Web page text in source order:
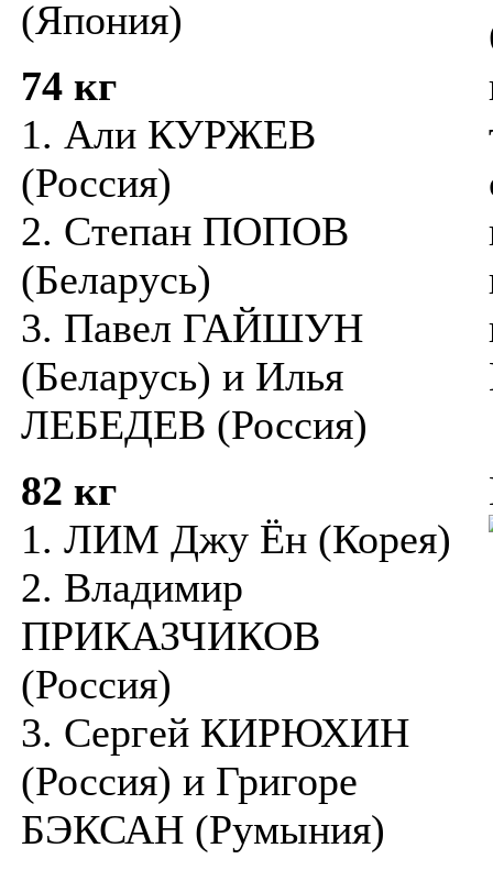
(Япония)
74 кг
1. Али КУРЖЕВ
(Россия)
2. Степан ПОПОВ
(Беларусь)
3. Павел ГАЙШУН
(Беларусь) и Илья
ЛЕБЕДЕВ (Россия)
82 кг
1. ЛИМ Джу Ён (Корея)
2. Владимир
ПРИКАЗЧИКОВ
(Россия)
3. Сергей КИРЮХИН
(Россия) и Григоре
БЭКСАН (Румыния)